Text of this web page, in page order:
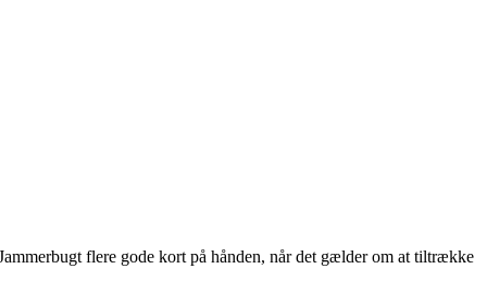
flere gode kort på hånden, når det gælder om at tiltrække